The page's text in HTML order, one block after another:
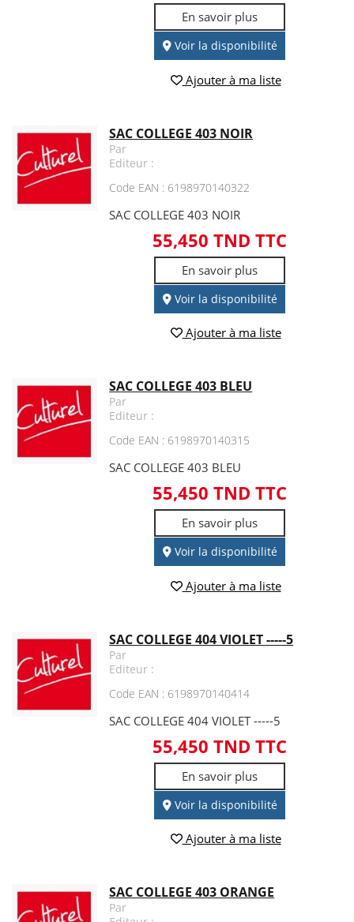
En savoir plus
Voir la disponibilité
Ajouter à ma liste
SAC COLLEGE 403 NOIR
Par
Editeur :
Code EAN : 6198970140322
SAC COLLEGE 403 NOIR
55,450 TND TTC
En savoir plus
Voir la disponibilité
Ajouter à ma liste
SAC COLLEGE 403 BLEU
Par
Editeur :
Code EAN : 6198970140315
SAC COLLEGE 403 BLEU
55,450 TND TTC
En savoir plus
Voir la disponibilité
Ajouter à ma liste
SAC COLLEGE 404 VIOLET -----5
Par
Editeur :
Code EAN : 6198970140414
SAC COLLEGE 404 VIOLET -----5
55,450 TND TTC
En savoir plus
Voir la disponibilité
Ajouter à ma liste
SAC COLLEGE 403 ORANGE
Par